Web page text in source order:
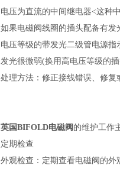
电压为直流的中间继电器<这种
如果电磁阀线圈的插头配备有发
电压等级的带发光二级管电源
发光很微弱(换用高电压等级的
处理方法：修正接线错误、修复
英国BIFOLD电磁阀 的维护工作
定期检查
外观检查：定期查看电磁阀的外